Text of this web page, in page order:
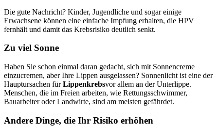
Die gute Nachricht? Kinder, Jugendliche und sogar einige
Erwachsene können eine einfache Impfung erhalten, die HPV
fernhält und damit das Krebsrisiko deutlich senkt.
Zu viel Sonne
Haben Sie schon einmal daran gedacht, sich mit Sonnencreme
einzucremen, aber Ihre Lippen ausgelassen? Sonnenlicht ist eine der
Hauptursachen fürLippenkrebsvor allem an der Unterlippe.
Menschen, die im Freien arbeiten, wie Rettungsschwimmer,
Bauarbeiter oder Landwirte, sind am meisten gefährdet.
Andere Dinge, die Ihr Risiko erhöhen